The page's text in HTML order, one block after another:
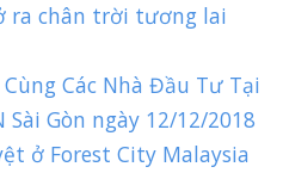
ra chân trời tương lai
Các Nhà Đầu Tư Tại
Sài Gòn ngày 12/12/2018
ở Forest City Malaysia